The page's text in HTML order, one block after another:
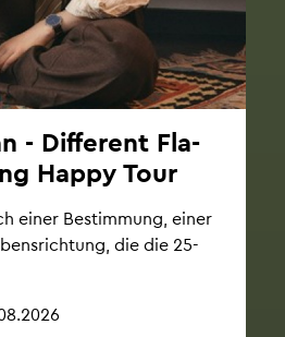
- Dif­fe­rent Fla­
Happy Tour
einer Be­stim­mung, einer
die die 25-